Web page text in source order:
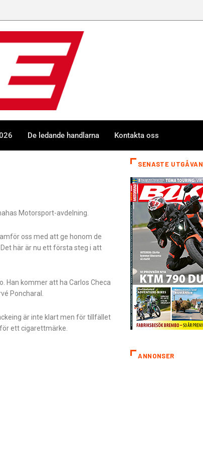
De ledande handlarna Kontakta oss
Motorsport-avdelning.
oss med att ge honom de
här är nu ett första steg i att
Han kommer att ha Carlos Checa
Poncharal.
är inte klart men för tillfället
ett cigarettmärke.
SENASTE UTGÅVAN
ANNONSER